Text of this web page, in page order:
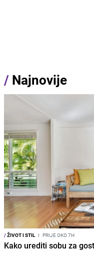
/ Najnovije
/ŽIVOT I STIL I PRIJE OKO 7H
Kako urediti sobu za